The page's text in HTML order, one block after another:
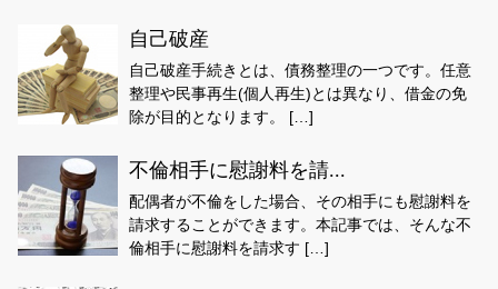
自己破産
自己破産手続きとは、債務整理の一つです。任意
整理や民事再生(個人再生)とは異なり、借金の免
除が目的となります。 […]
不倫相手に慰謝料を請...
配偶者が不倫をした場合、その相手にも慰謝料を
請求することができます。本記事では、そんな不
倫相手に慰謝料を請求す […]